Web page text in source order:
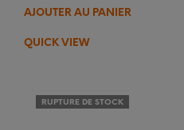
AJOUTER AU PANIER
QUICK VIEW
RUPTURE DE STOCK